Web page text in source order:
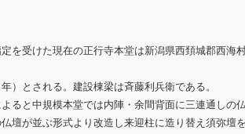
を受けた現在の正行寺本堂は新潟県西頚城郡西
）とされる。建設棟梁は斉藤利兵衛である。
よると中規模本堂では内陣・余間背面に三連通し
壇が並ぶ形式より改造し来迎柱に造り替え須弥